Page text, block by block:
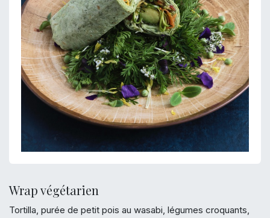
Wrap végétarien
Tortilla, purée de petit pois au wasabi, légumes croquants,